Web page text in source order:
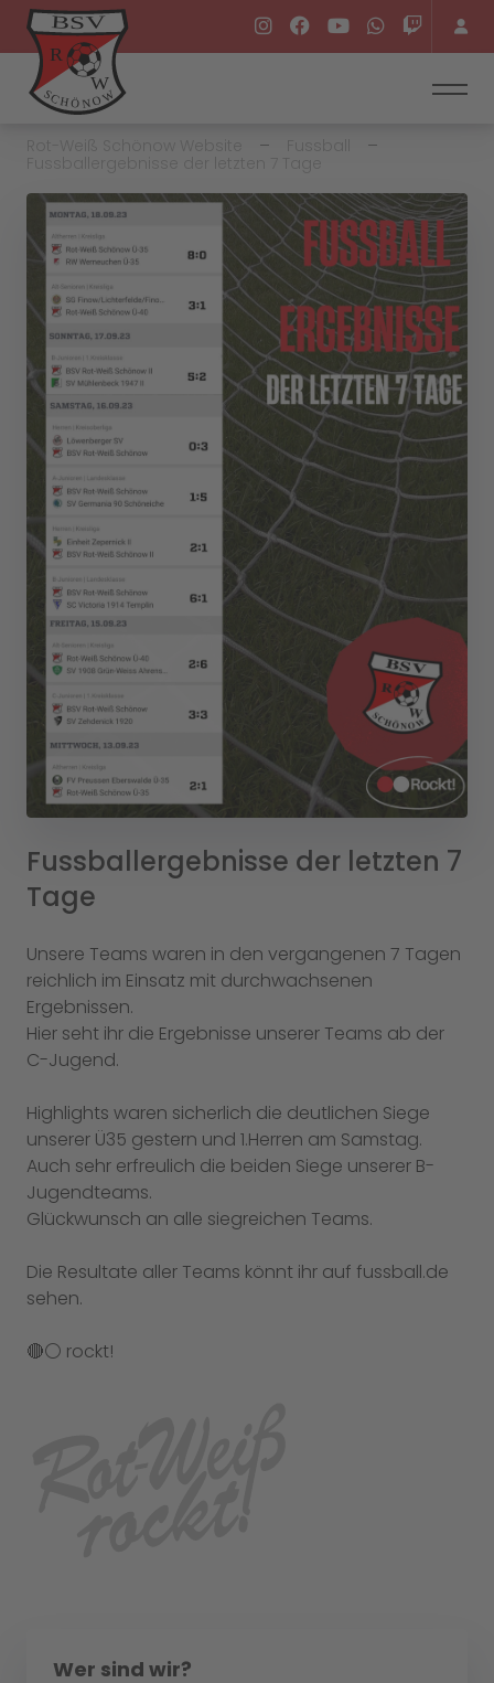
Fussballergebnisse der letzten 7
Tage
Unsere Teams waren in den vergangenen 7 Tagen
reichlich im Einsatz mit durchwachsenen
Ergebnissen.
Hier seht ihr die Ergebnisse unserer Teams ab der
C-Jugend.
Highlights waren sicherlich die deutlichen Siege
unserer Ü35 gestern und 1.Herren am Samstag.
Auch sehr erfreulich die beiden Siege unserer B-
Jugendteams.
Glückwunsch an alle siegreichen Teams.
Die Resultate aller Teams könnt ihr auf fussball.de
sehen.
🔴⚪️ rockt!
Wer sind wir?